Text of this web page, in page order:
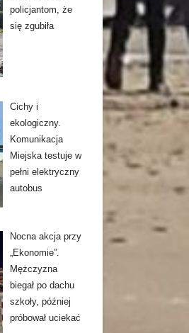
policjantom, że
się zgubiła
Cichy i
ekologiczny.
Komunikacja
Miejska testuje w
pełni elektryczny
autobus
Nocna akcja przy
„Ekonomie”.
Mężczyzna
biegał po dachu
szkoły, później
próbował uciekać